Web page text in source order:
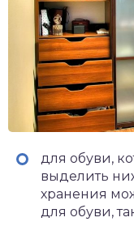
для обуви,
выделить
хранения
для обуви,